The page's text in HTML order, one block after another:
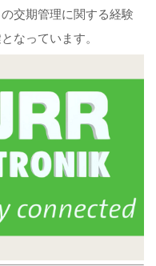
交期管理に関する経験
なっています。